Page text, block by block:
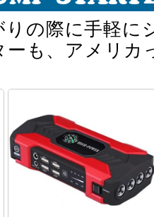
の際に手軽に
ーも、アメリカ